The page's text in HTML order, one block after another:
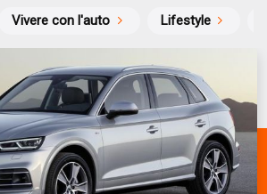
Vivere con l'auto Lifestyle